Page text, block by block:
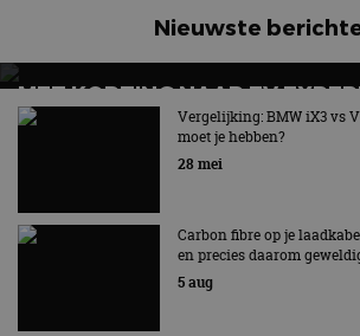
Nieuwste
MET KORTING NAAR EV
AUTORAI REGELT HET!
EV Experience 2026 van 24 tot 26
Vergelijking: BMW iX3 vs
moet je hebben?
28 mei
Carbon fibre op je
en precies daarom
5 aug